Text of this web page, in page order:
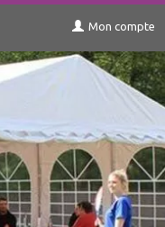
Mon compte